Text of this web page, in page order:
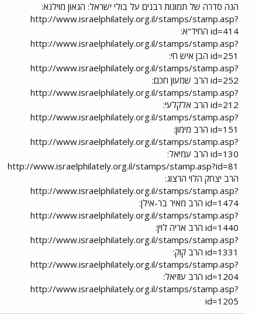
הנה סדרה של תמונות רבנים על בולי ישראל: הגאון מוילנא:
http://www.israelphilately.org.il/stamps/stamp.asp?
id=414 החיד"א:
http://www.israelphilately.org.il/stamps/stamp.asp?
id=251 הבן איש חי:
http://www.israelphilately.org.il/stamps/stamp.asp?
id=252 הרב שמעון חכם:
http://www.israelphilately.org.il/stamps/stamp.asp?
id=212 הרב אלקלעי:
http://www.israelphilately.org.il/stamps/stamp.asp?
id=151 הרב מימון:
http://www.israelphilately.org.il/stamps/stamp.asp?
id=130 הרב עמיאל:
http://www.israelphilately.org.il/stamps/stamp.asp?id=81
הרב יצחק הלוי הרצוג:
http://www.israelphilately.org.il/stamps/stamp.asp?
id=1474 הרב מאיר בר-אילן:
http://www.israelphilately.org.il/stamps/stamp.asp?
id=1440 הרב אריה לוין:
http://www.israelphilately.org.il/stamps/stamp.asp?
id=1331 הרב קוק:
http://www.israelphilately.org.il/stamps/stamp.asp?
id=1204 הרב עוזיאל:
http://www.israelphilately.org.il/stamps/stamp.asp?
id=1205